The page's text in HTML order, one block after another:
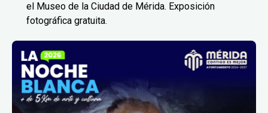
el Museo de la Ciudad de Mérida. Exposición
fotográfica gratuita.